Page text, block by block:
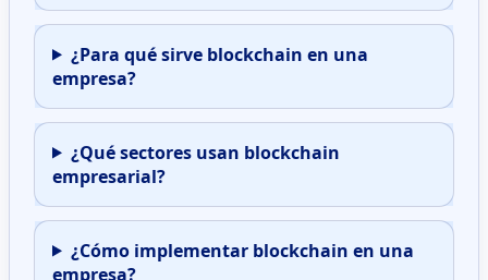
¿Para qué sirve blockchain en una
empresa?
¿Qué sectores usan blockchain
empresarial?
¿Cómo implementar blockchain en una
empresa?